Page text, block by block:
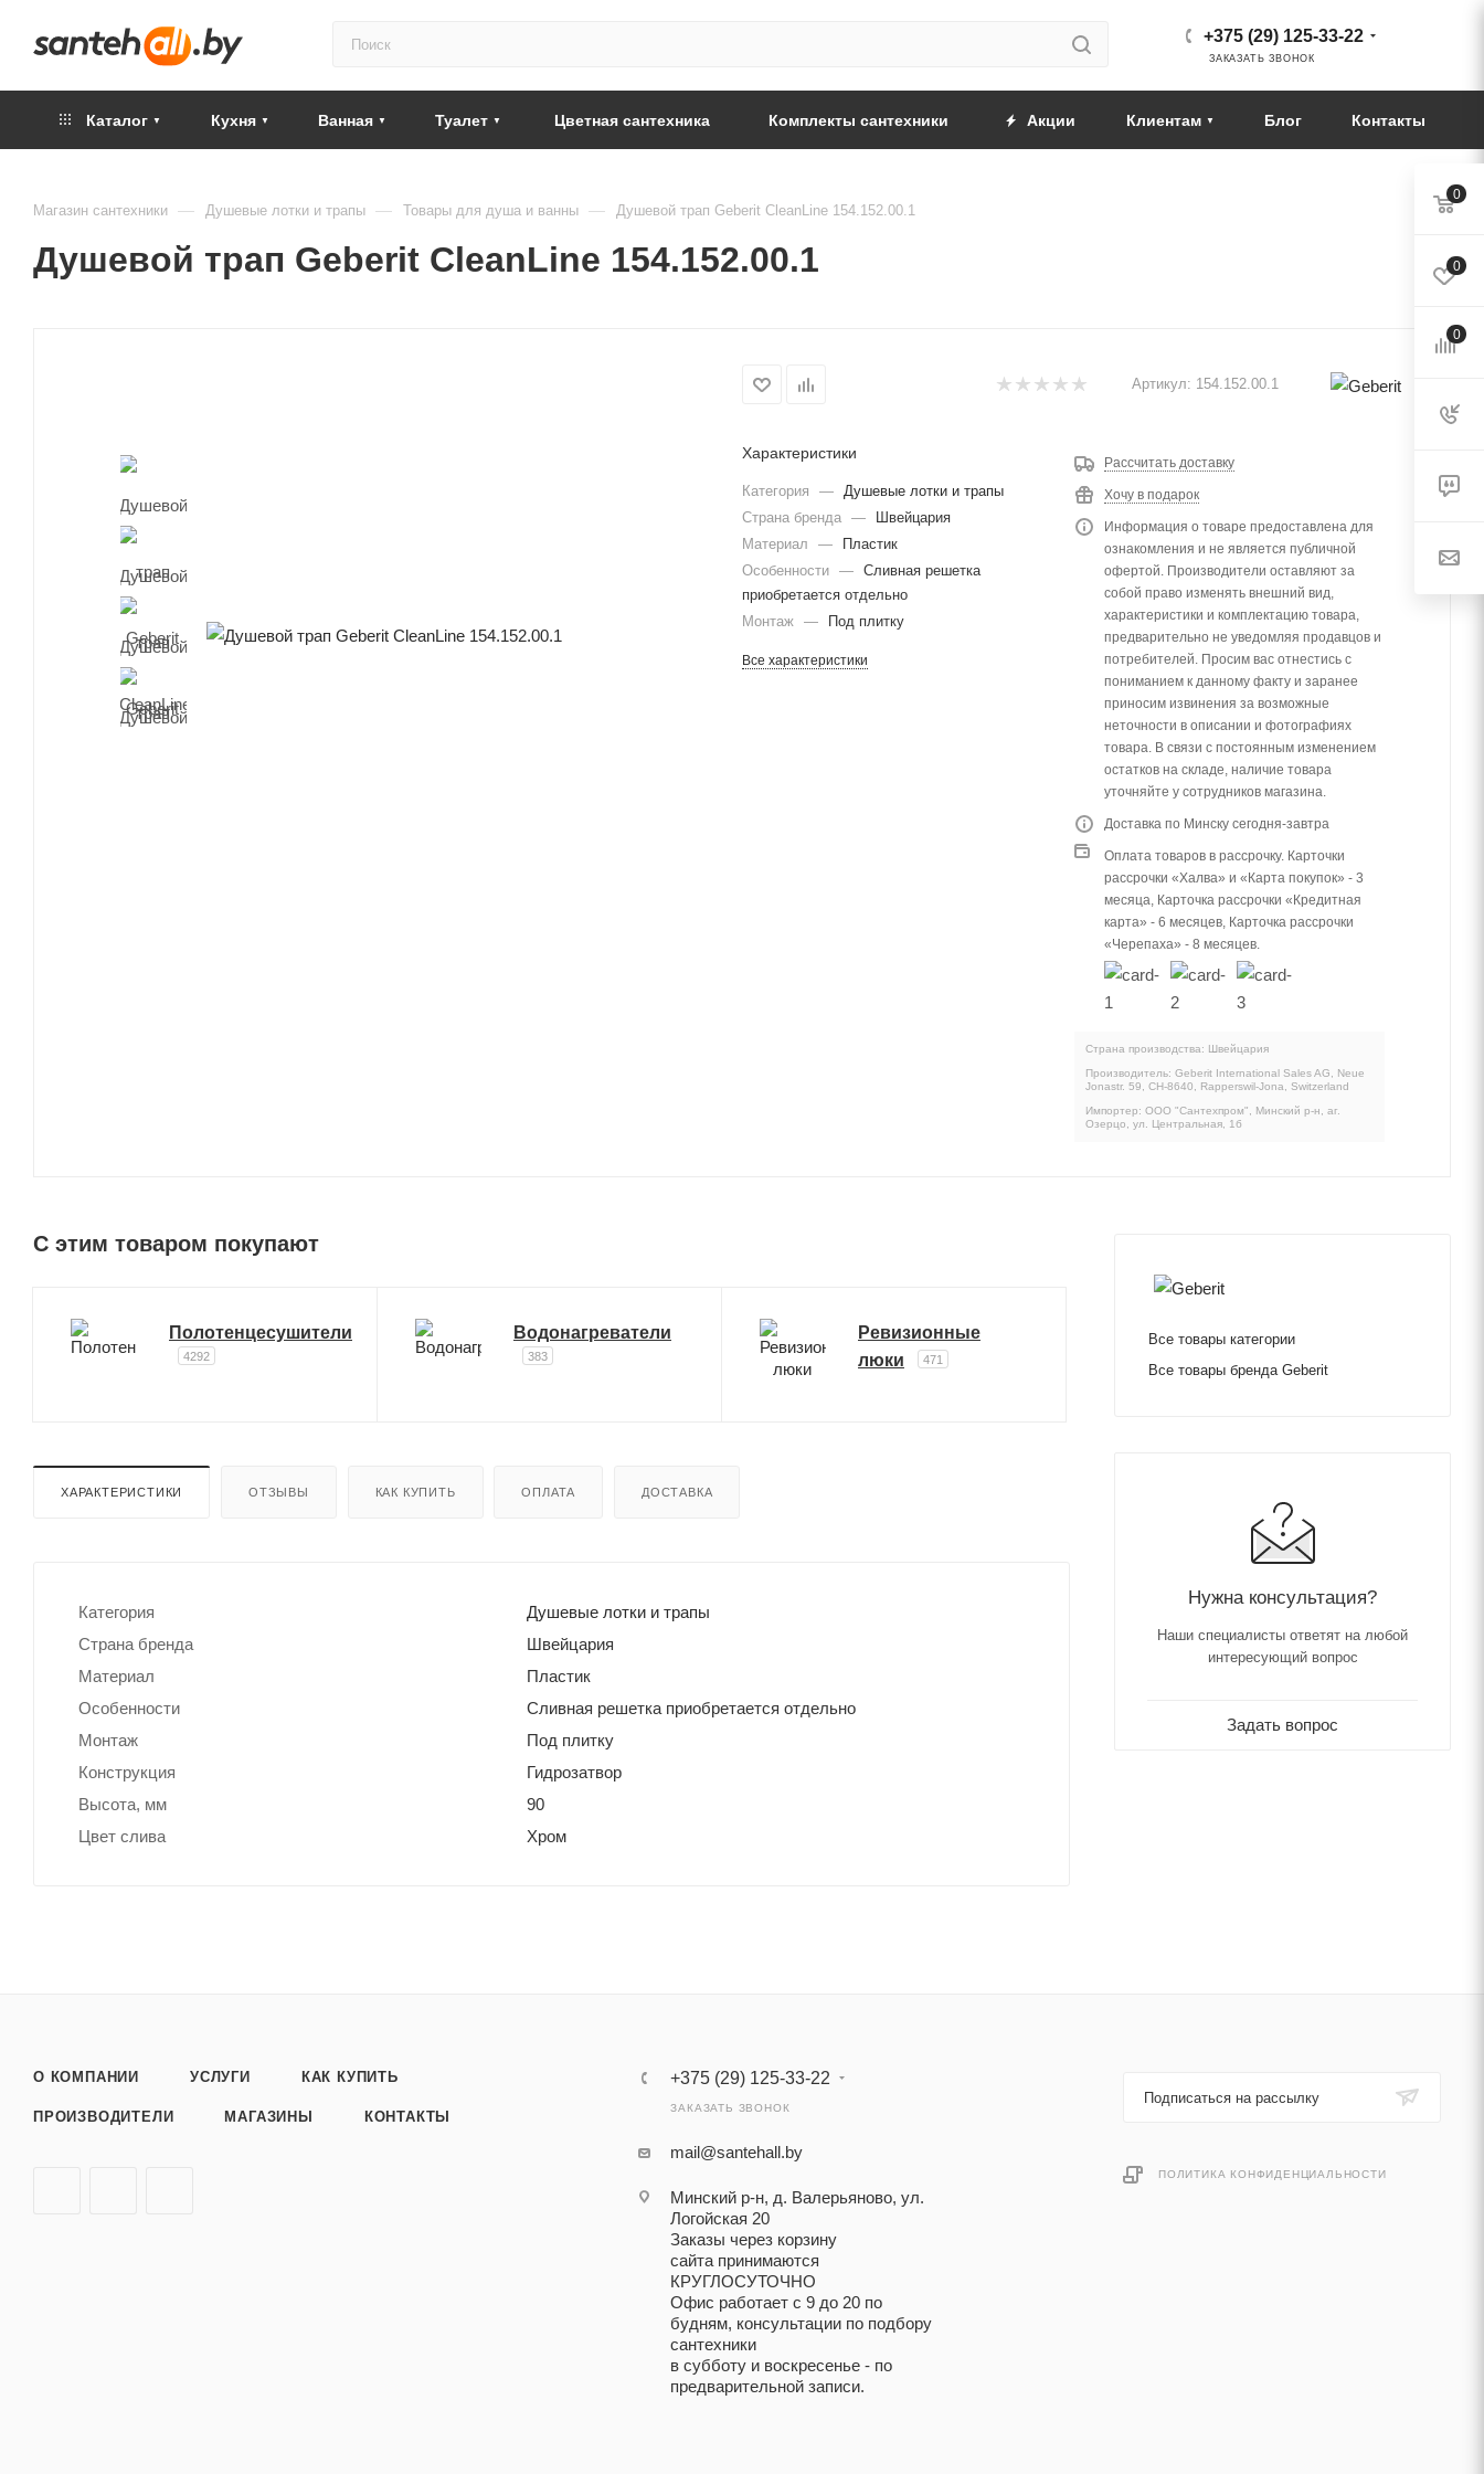
+375 (29) 125-33-22
ЗАКАЗАТЬ ЗВОНОК
Каталог Кухня Ванная Туалет Цветная сантехника Комплекты сантехники Акции Клиентам Блог Контакты
Магазин сантехники — Душевые лотки и трапы — Товары для душа и ванны — Душевой трап Geberit CleanLine 154.152.00.1
Душевой трап Geberit CleanLine 154.152.00.1
Артикул: 154.152.00.1
Характеристики
Категория —
Душевые лотки и трапы
Страна бренда —
Швейцария
Материал
—
Пластик
Особенности — Сливная решетка
приобретается отдельно
Монтаж — Под плитку
Все характеристики
Рассчитать доставку
Хочу в подарок
Информация о товаре предоставлена для
ознакомления и не является публичной
офертой. Производители оставляют за
собой право изменять внешний вид,
характеристики и комплектацию товара,
предварительно не уведомляя продавцов и
потребителей. Просим вас отнестись с
пониманием к данному факту и заранее
приносим извинения за возможные
неточности в описании и фотографиях
товара. В связи с постоянным изменением
остатков на складе, наличие товара
уточняйте у сотрудников магазина.
Доставка по Минску сегодня-завтра
Оплата товаров в рассрочку. Карточки
рассрочки «Халва» и «Карта покупок» - 3
месяца, Карточка рассрочки «Кредитная
карта» - 6 месяцев, Карточка рассрочки
«Черепаха» - 8 месяцев.
Страна производства: Швейцария
Производитель: Geberit International Sales AG, Neue
Jonastr. 59, CH-8640, Rapperswil-Jona, Switzerland
Импортер: ООО "Сантехпром", Минский р-н, аг.
Озерцо, ул. Центральная, 1б
C этим товаром покупают
Полотенцесушители
4292
Водонагреватели
383
Ревизионные
люки
471
ХАРАКТЕРИСТИКИ ОТЗЫВЫ КАК КУПИТЬ ОПЛАТА ДОСТАВКА
Категория
Душевые лотки и трапы
Страна бренда
Швейцария
Материал
Пластик
Особенности
Сливная решетка приобретается отдельно
Монтаж
Под плитку
Конструкция
Гидрозатвор
Высота, мм
90
Цвет слива
Хром
Все товары категории
Все товары бренда Geberit
Нужна консультация?
Наши специалисты ответят на любой
интересующий вопрос
Задать вопрос
О КОМПАНИИ УСЛУГИ КАК КУПИТЬ
ПРОИЗВОДИТЕЛИ МАГАЗИНЫ КОНТАКТЫ
+375 (29) 125-33-22
ЗАКАЗАТЬ ЗВОНОК
mail@santehall.by
Минский р-н, д. Валерьяново, ул.
Логойская 20
Заказы через корзину
сайта принимаются
КРУГЛОСУТОЧНО
Офис работает с 9 до 20 по
будням, консультации по подбору
сантехники
в субботу и воскресенье - по
предварительной записи.
Подписаться на рассылку
ПОЛИТИКА КОНФИДЕНЦИАЛЬНОСТИ
0
0
0